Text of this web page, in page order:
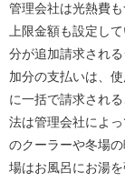
管理会社は光熱費
上限金額も設定し
分が追加請求され
加分の支払いは、
に一括で請求され
法は管理会社によ
のクーラーや冬場
場はお風呂にお湯